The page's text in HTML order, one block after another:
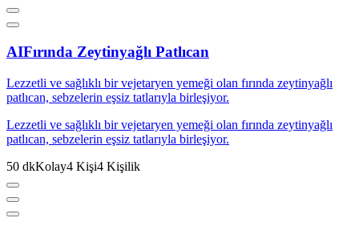
AIFırında Zeytinyağlı Patlıcan
Lezzetli ve sağlıklı bir vejetaryen yemeği olan fırında zeytinyağlı
patlıcan, sebzelerin eşsiz tatlarıyla birleşiyor.
Lezzetli ve sağlıklı bir vejetaryen yemeği olan fırında zeytinyağlı
patlıcan, sebzelerin eşsiz tatlarıyla birleşiyor.
50 dkKolay4 Kişi4 Kişilik